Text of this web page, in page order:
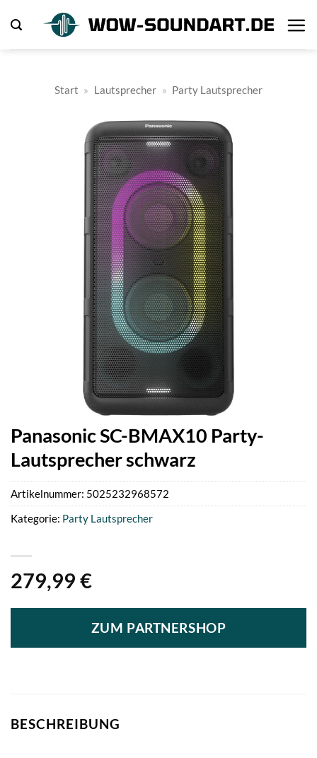
Inhalt
springen
Start » Lautsprecher » Party Lautsprecher
Panasonic SC-BMAX10 Party-
Lautsprecher schwarz
279,99 €
ZUM PARTNERSHOP
Artikelnummer: 5025232968572
Kategorie: Party Lautsprecher
BESCHREIBUNG